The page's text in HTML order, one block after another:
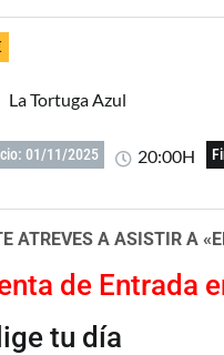
La Tortuga Azul
01/11/2025 20:00H
ATREVES A ASISTIR A
de Entrada
tu día